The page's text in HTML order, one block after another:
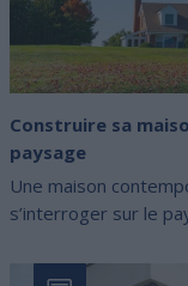
Construire sa
paysage
Une maison
s’interroger sur le